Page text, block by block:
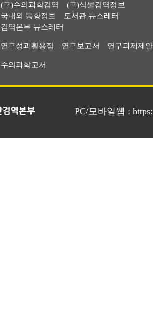
(구)수의과학검역
(구)식물검역정보
국내외 동향정보
도서관 뉴스레터
검역본부 뉴스레터
연구성과활용집 연구보고서 연구과제제
수의과학고서
PC/모바일웹 :